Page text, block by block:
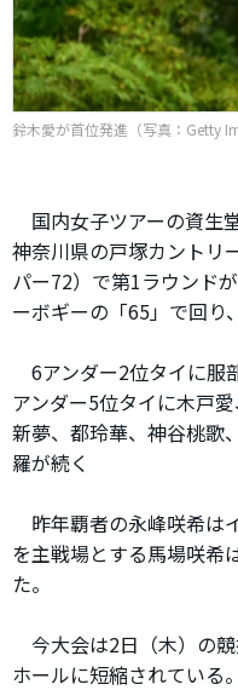
鈴木愛が首位発進（写真：Getty
国内女子ツアーの資生
神奈川県の戸塚カントリ
パー72）で第1ラウンド
ーボギーの「65」で回り
6アンダー2位タイに服
アンダー5位タイに木戸
新夢、都玲華、神谷桃歌
羅が続く
昨年覇者の永峰咲希は
を主戦場とする馬場咲希
た。
今大会は2日（木）の
ホールに短縮されている。